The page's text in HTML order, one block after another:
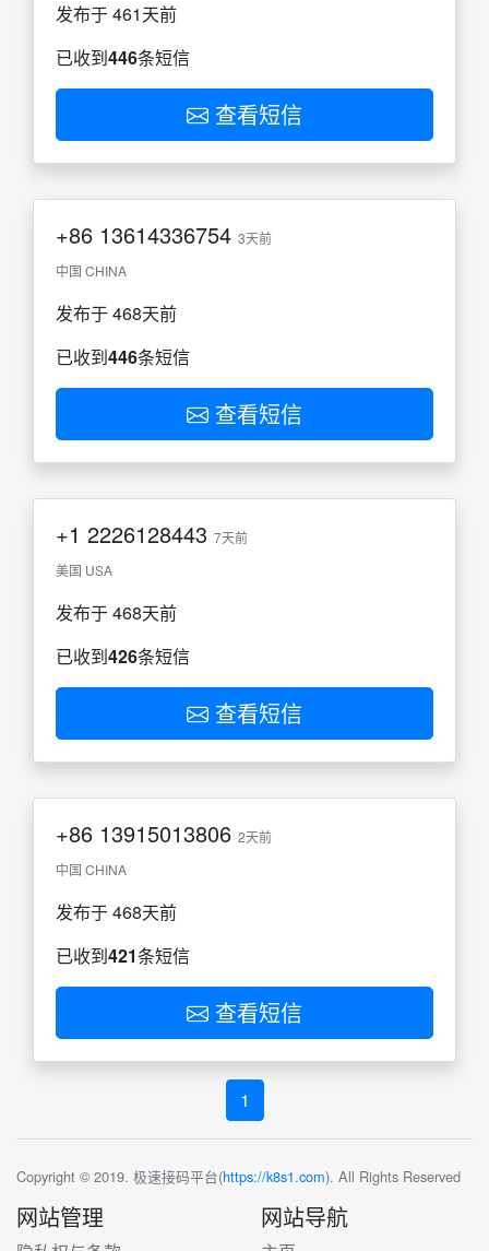
发布于 461天前
已收到446条短信
查看短信
+86 13614336754 3天前
中国 CHINA
发布于 468天前
已收到446条短信
查看短信
+1 2226128443 7天前
美国 USA
发布于 468天前
已收到426条短信
查看短信
+86 13915013806 2天前
中国 CHINA
发布于 468天前
已收到421条短信
查看短信
1
Copyright © 2019. 极速接码平台(https://k8s1.com). All Rights Reserved
网站管理 网站导航